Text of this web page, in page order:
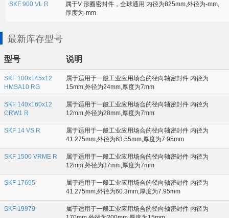
SKF 900 VL R
属于V 形圈密封件，全球通用 内径为825mm,外径为-mm,
厚度为-mm
最新库存型号
型号 说明
SKF 100x145x12
HMSA10 RG
属于适用于一般工业应用场合的径向轴密封件 内径为
15mm,外径为24mm,厚度为7mm
SKF 140x160x12
CRW1 R
属于适用于一般工业应用场合的径向轴密封件 内径为
12mm,外径为28mm,厚度为7mm
SKF 14 VS R
属于适用于一般工业应用场合的径向轴密封件 内径为
41.275mm,外径为63.55mm,厚度为7.95mm
SKF 1500 VRME R
属于适用于一般工业应用场合的径向轴密封件 内径为
12mm,外径为37mm,厚度为7mm
SKF 17695
属于适用于一般工业应用场合的径向轴密封件 内径为
41.275mm,外径为60.3mm,厚度为7.95mm
SKF 19979
属于适用于一般工业应用场合的径向轴密封件 内径为